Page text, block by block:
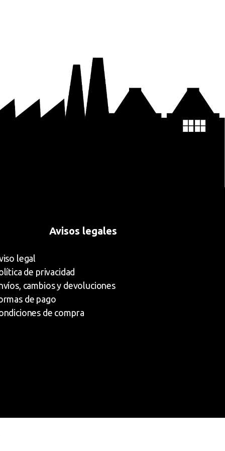
Avisos legales
legal
de privacidad
cambios y devoluciones
de pago
de compra